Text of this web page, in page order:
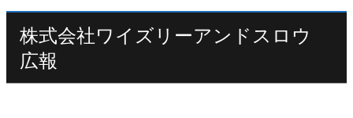
株式会社ワイズリーアンドスロウ
広報